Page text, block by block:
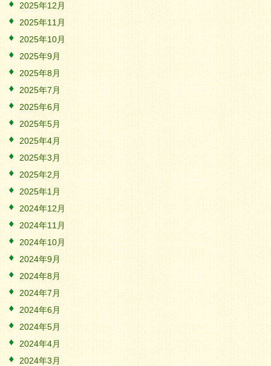
2025年12月
2025年11月
2025年10月
2025年9月
2025年8月
2025年7月
2025年6月
2025年5月
2025年4月
2025年3月
2025年2月
2025年1月
2024年12月
2024年11月
2024年10月
2024年9月
2024年8月
2024年7月
2024年6月
2024年5月
2024年4月
2024年3月